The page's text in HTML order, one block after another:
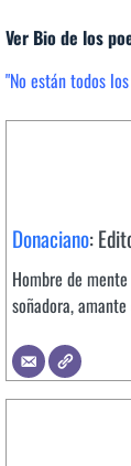
Ver Bio de los
"No están todos
Donaciano:
Hombre de
soñadora,